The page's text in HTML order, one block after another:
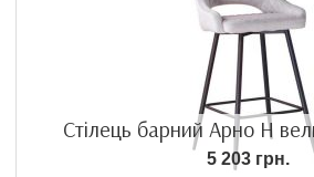
Стілець барний Арно H
5 203 грн.